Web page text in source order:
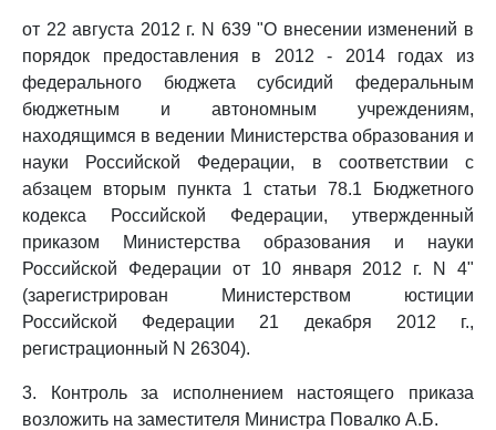
от 22 августа 2012 г. N 639 "О внесении изменений в
порядок предоставления в 2012 - 2014 годах из
федерального бюджета субсидий федеральным
бюджетным и автономным учреждениям,
находящимся в ведении Министерства образования и
науки Российской Федерации, в соответствии с
абзацем вторым пункта 1 статьи 78.1 Бюджетного
кодекса Российской Федерации, утвержденный
приказом Министерства образования и науки
Российской Федерации от 10 января 2012 г. N 4"
(зарегистрирован Министерством юстиции
Российской Федерации 21 декабря 2012 г.,
регистрационный N 26304).
3. Контроль за исполнением настоящего приказа
возложить на заместителя Министра Повалко А.Б.